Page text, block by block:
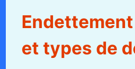
et types de